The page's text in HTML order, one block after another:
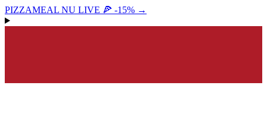
PIZZAMEAL NU LIVE 🍕 -15% →